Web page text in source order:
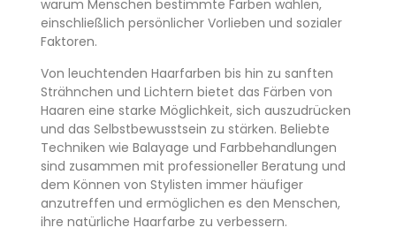
warum Menschen bestimmte Farben wählen,
einschließlich persönlicher Vorlieben und sozialer
Faktoren.
Von leuchtenden Haarfarben bis hin zu sanften
Strähnchen und Lichtern bietet das Färben von
Haaren eine starke Möglichkeit, sich auszudrücken
und das Selbstbewusstsein zu stärken. Beliebte
Techniken wie Balayage und Farbbehandlungen
sind zusammen mit professioneller Beratung und
dem Können von Stylisten immer häufiger
anzutreffen und ermöglichen es den Menschen,
ihre natürliche Haarfarbe zu verbessern.